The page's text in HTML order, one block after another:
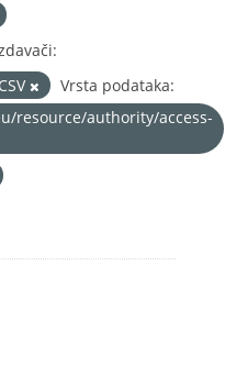
CSV
Vrsta podataka:
resource/authority/access-